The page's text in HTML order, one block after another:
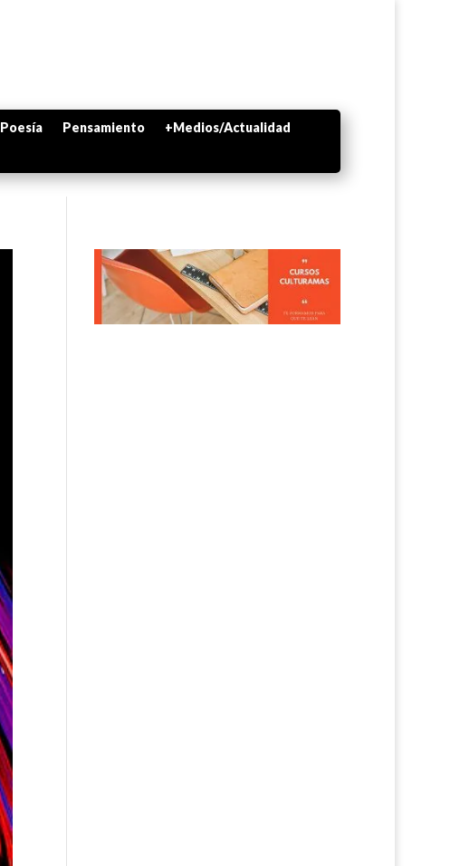
Poesía Pensamiento
+Medios/Actualidad